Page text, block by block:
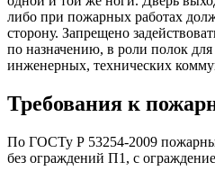
либо при пожарных работах
сторону. Запрещено
по назначению, в роли полок
инженерных, технических
Требования к
По ГОСТу Р 53254-2009
без ограждений П1, с